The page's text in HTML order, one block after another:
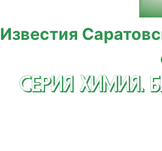
Известия
СЕРИЯ ХИМИЯ.